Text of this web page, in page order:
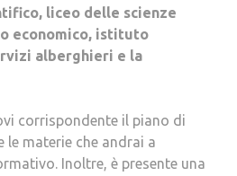
liceo delle scienze
economico, istituto
alberghieri e la
corrispondente il piano di
materie che andrai a
Inoltre, è presente una